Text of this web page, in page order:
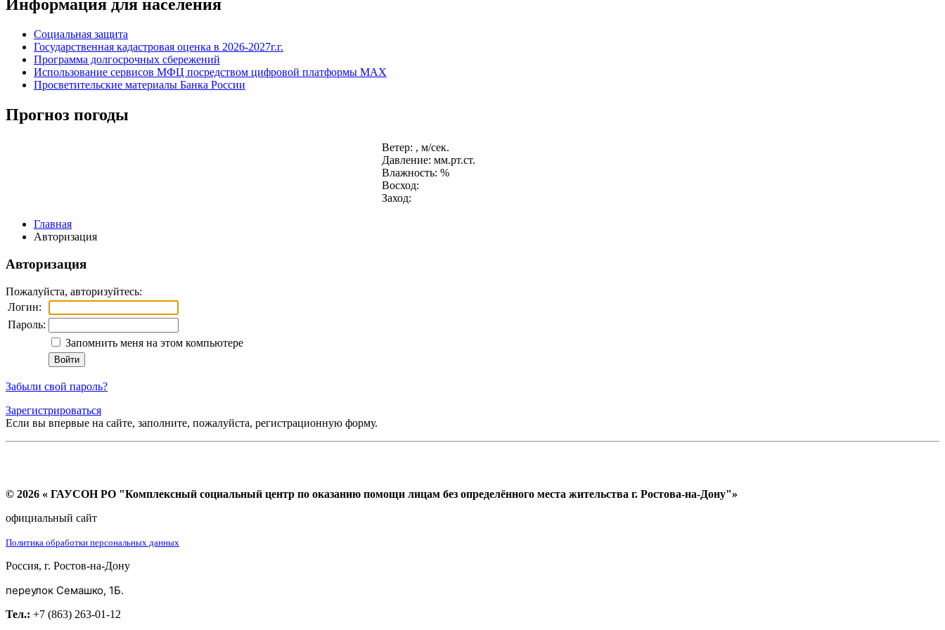
Информация для населения
Социальная защита
Государственная кадастровая оценка в 2026-2027г.г.
Программа долгосрочных сбережений
Использование сервисов МФЦ посредством цифровой платформы MAX
Просветительские материалы Банка России
Прогноз погоды
Ветер: , м/сек.
Давление: мм.рт.ст.
Влажность: %
Восход:
Заход:
Главная
Авторизация
Авторизация
Пожалуйста, авторизуйтесь:
Логин:
Пароль:
Запомнить меня на этом компьютере
Забыли свой пароль?
Зарегистрироваться
Если вы впервые на сайте, заполните, пожалуйста, регистрационную форму.
© 2026 « ГАУСОН РО "Комплексный социальный центр по оказанию помощи лицам без определённого места жительства г. Ростова-на-Дону"»
официальный сайт
Политика обработки персональных данных
Россия, г. Ростов-на-Дону
переулок Семашко, 1Б.
Тел.: +7 (863) 263-01-12